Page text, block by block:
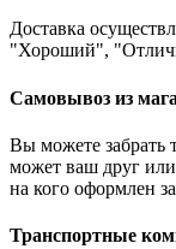
Доставка
"Хороший",
Самовывоз из
Вы можете забрать
может ваш друг
на кого оформлен
Транспортные